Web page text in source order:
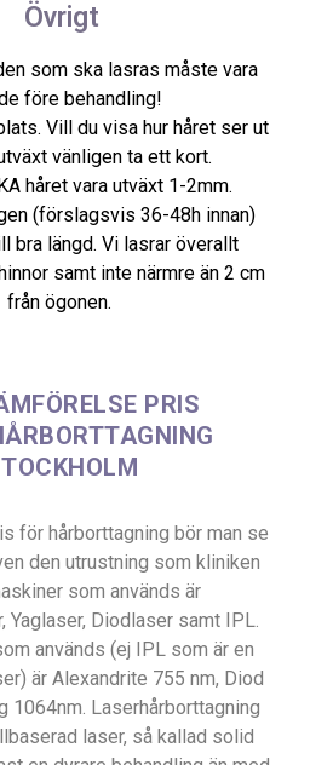
Övrigt
som ska lasras måste vara
före behandling!
Vill du visa hur håret ser ut
vänligen ta ett kort.
håret vara utväxt 1-2mm.
(förslagsvis 36-48h innan)
bra längd. Vi lasrar överallt
samt inte närmre än 2 cm
från ögonen.
PRIS
för hårborttagning bör man se
den utrustning som kliniken
som används är
Yaglaser, Diodlaser samt IPL.
används (ej IPL som är en
är Alexandrite 755 nm, Diod
1064nm. Laserhårborttagning
laser, så kallad solid